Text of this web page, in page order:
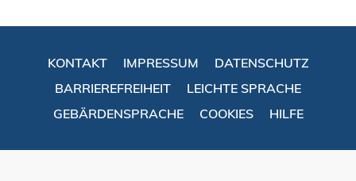
KONTAKT IMPRESSUM
DATENSCHUTZ
BARRIEREFREIHEIT
LEICHTE SPRACHE
GEBÄRDENSPRACHE
COOKIES HILFE